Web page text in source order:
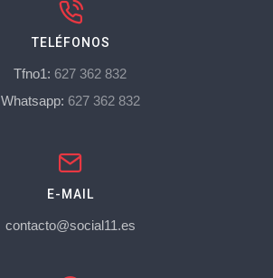
TELÉFONOS
Tfno1: 627 362 832
Whatsapp: 627 362 832
E-MAIL
contacto@social11.es